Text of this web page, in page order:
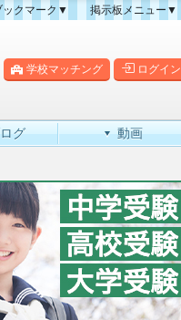
ックマーク▼
掲示板メニュー▼
掲示板マップ
新着書き込み一覧
学校マッチング ログイン
グ 動画